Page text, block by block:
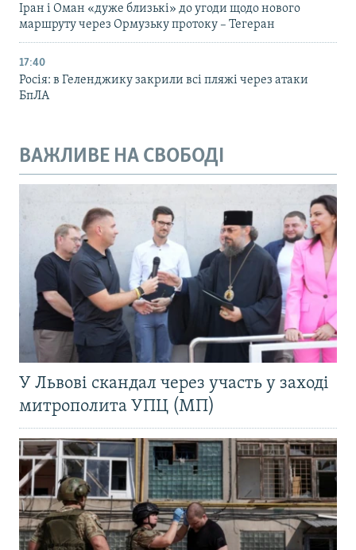
Іран і Оман «дуже близькі» до угоди щодо нового
маршруту через Ормузьку протоку – Тегеран
17:40
Росія: в Геленджику закрили всі пляжі через атаки
БпЛА
ВАЖЛИВЕ НА СВОБОДІ
У Львові скандал через участь у заході
митрополита УПЦ (МП)